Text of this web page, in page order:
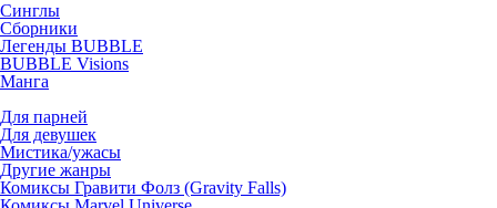
Синглы
Сборники
Легенды BUBBLE
BUBBLE Visions
Манга
Для парней
Для девушек
Мистика/ужасы
Другие жанры
Комиксы Гравити Фолз (Gravity Falls)